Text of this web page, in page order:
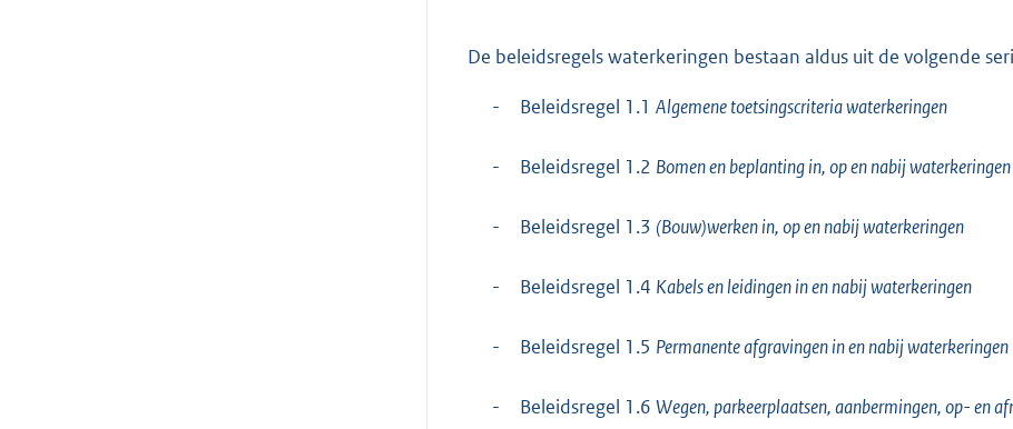
De beleidsregels waterkeringen bestaan aldus uit de volgende
- Beleidsregel 1.1 Algemene toetsingscriteria waterkeringen
- Beleidsregel 1.2 Bomen en beplanting in, op en nabij waterkeringen
- Beleidsregel 1.3 (Bouw)werken in, op en nabij waterkeringen
- Beleidsregel 1.4 Kabels en leidingen in en nabij waterkeringen
- Beleidsregel 1.5 Permanente afgravingen in en nabij waterkeringen
- Beleidsregel 1.6 Wegen, parkeerplaatsen, aanbermingen, op- en